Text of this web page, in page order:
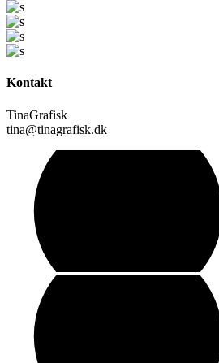
Kontakt
TinaGrafisk
tina@tinagrafisk.dk